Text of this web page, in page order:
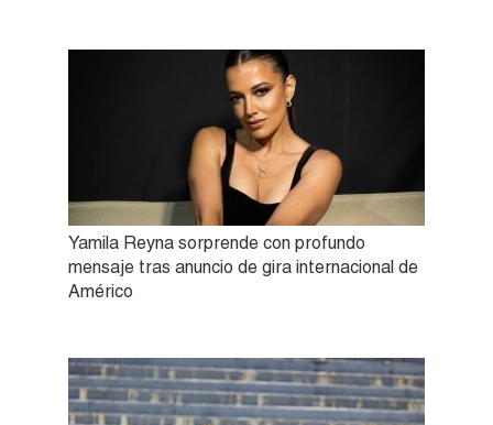
Yamila Reyna sorprende con profundo
mensaje tras anuncio de gira internacional de
Américo